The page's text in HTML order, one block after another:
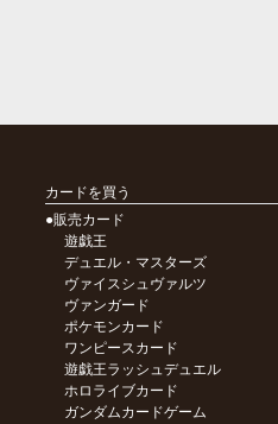
カードを買う
●販売カード
遊戯王
デュエル・マスターズ
ヴァイスシュヴァルツ
ヴァンガード
ポケモンカード
ワンピースカード
遊戯王ラッシュデュエル
ホロライブカード
ガンダムカードゲーム